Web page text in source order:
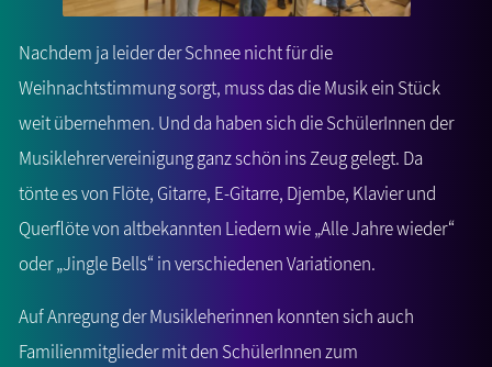
Nachdem ja leider der Schnee nicht für die
Weihnachtstimmung sorgt, muss das die Musik ein Stück
weit übernehmen. Und da haben sich die SchülerInnen der
Musiklehrervereinigung ganz schön ins Zeug gelegt. Da
tönte es von Flöte, Gitarre, E-Gitarre, Djembe, Klavier und
Querflöte von altbekannten Liedern wie „Alle Jahre wieder“
oder „Jingle Bells“ in verschiedenen Variationen.
Auf Anregung der Musikleherinnen konnten sich auch
Familienmitglieder mit den SchülerInnen zum